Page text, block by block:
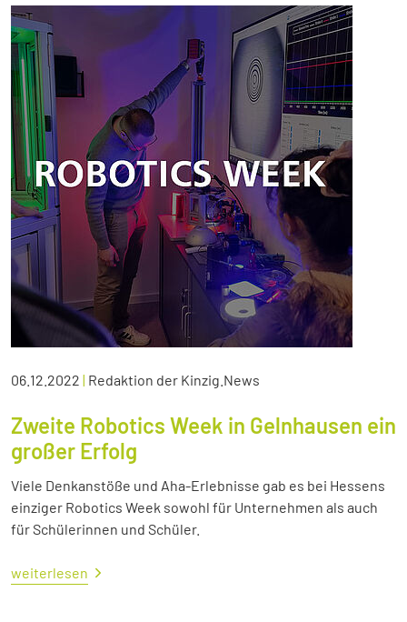
06.12.2022 | Redaktion der Kinzig.News
Zweite Robotics Week in Gelnhausen ein
großer Erfolg
Viele Denkanstöße und Aha-Erlebnisse gab es bei Hessens
einziger Robotics Week sowohl für Unternehmen als auch
für Schülerinnen und Schüler.
weiterlesen